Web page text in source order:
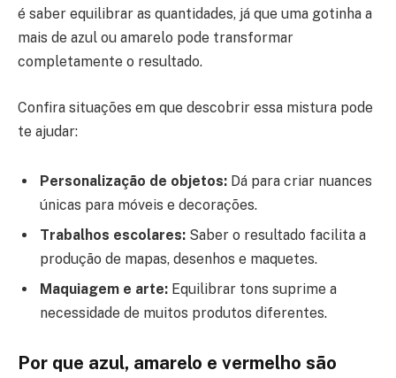
é saber equilibrar as quantidades, já que uma gotinha a
mais de azul ou amarelo pode transformar
completamente o resultado.
Confira situações em que descobrir essa mistura pode
te ajudar:
Personalização de objetos: Dá para criar nuances
únicas para móveis e decorações.
Trabalhos escolares: Saber o resultado facilita a
produção de mapas, desenhos e maquetes.
Maquiagem e arte: Equilibrar tons suprime a
necessidade de muitos produtos diferentes.
Por que azul, amarelo e vermelho são